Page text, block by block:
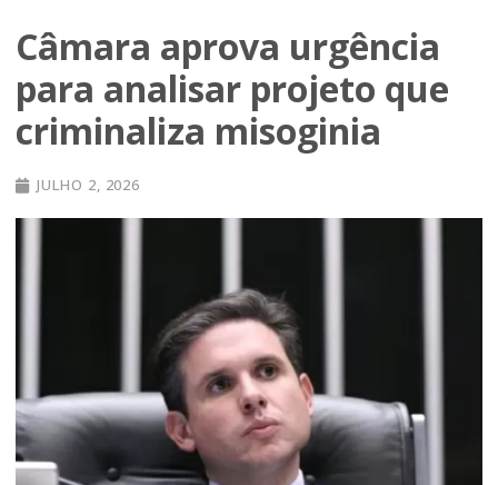
Câmara aprova urgência
para analisar projeto que
criminaliza misoginia
JULHO 2, 2026